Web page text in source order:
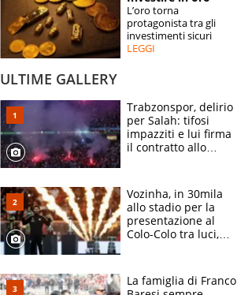
ESPERTI
CONTATTI
L’oro torna
protagonista tra gli
investimenti sicuri
LEGGI
ULTIME GALLERY
Trabzonspor, delirio
per Salah: tifosi
impazziti e lui firma
il contratto allo
Vozinha, in 30mila
allo stadio per la
presentazione al
Colo-Colo tra luci,
La famiglia di Franco